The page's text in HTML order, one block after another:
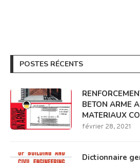
POSTES RÉCENTS
BETON ARME A
MATERIAUX
février 28, 2021
Dictionnaire